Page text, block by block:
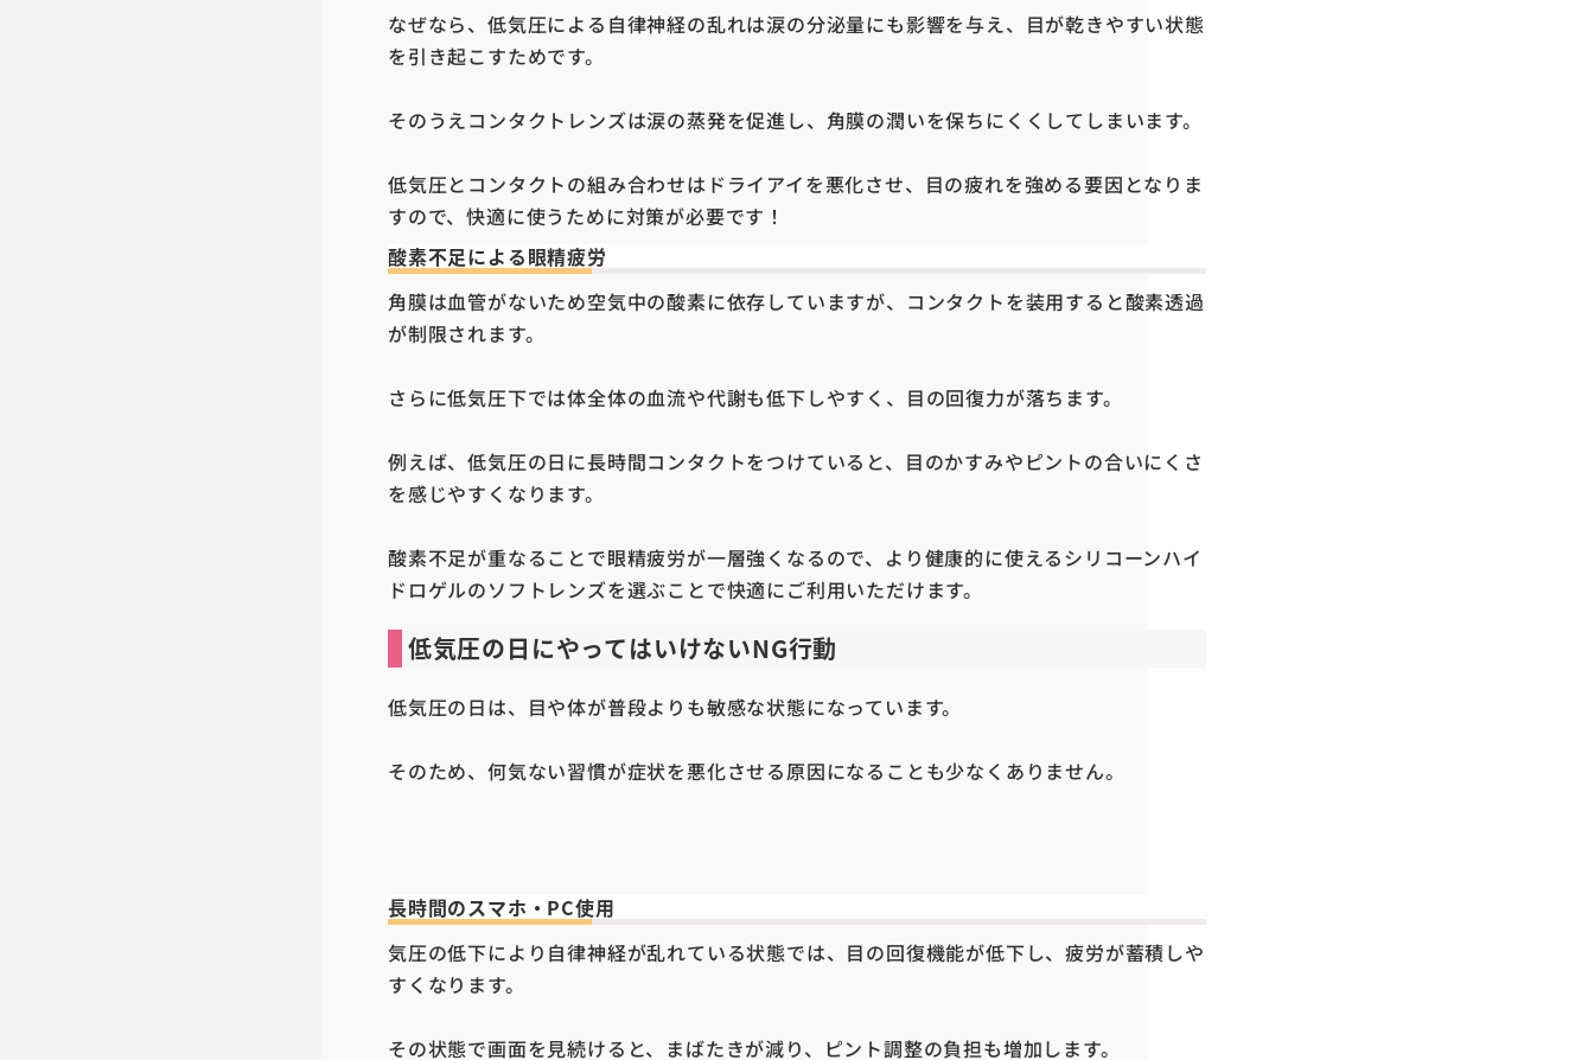
なぜなら、低気圧による自律神経の乱れは涙の分泌量にも影響を与え、目が乾きやすい状態
を引き起こすためです。
そのうえコンタクトレンズは涙の蒸発を促進し、角膜の潤いを保ちにくくしてしまいます。
低気圧とコンタクトの組み合わせはドライアイを悪化させ、目の疲れを強める要因となりま
すので、快適に使うために対策が必要です！
酸素不足による眼精疲労
角膜は血管がないため空気中の酸素に依存していますが、コンタクトを装用すると酸素透過
が制限されます。
さらに低気圧下では体全体の血流や代謝も低下しやすく、目の回復力が落ちます。
例えば、低気圧の日に長時間コンタクトをつけていると、目のかすみやピントの合いにくさ
を感じやすくなります。
酸素不足が重なることで眼精疲労が一層強くなるので、より健康的に使えるシリコーンハイ
ドロゲルのソフトレンズを選ぶことで快適にご利用いただけます。
低気圧の日にやってはいけないNG行動
低気圧の日は、目や体が普段よりも敏感な状態になっています。
そのため、何気ない習慣が症状を悪化させる原因になることも少なくありません。
長時間のスマホ・ PC使用
気圧の低下により自律神経が乱れている状態では、目の回復機能が低下し、疲労が蓄積しや
すくなります。
その状態で画面を見続けると、まばたきが減り、ピント調整の負担も増加します。